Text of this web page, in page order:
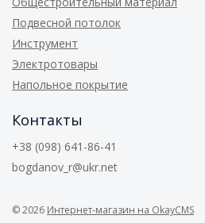
Подвесной потолок
Инструмент
Электротовары
Напольное покрытие
Контакты
+38 (098) 641-86-41
bogdanov_r@ukr.net
© 2026 Интернет-магазин на OkayCMS